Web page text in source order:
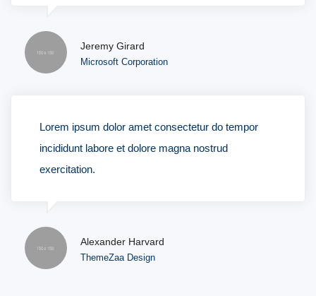
Jeremy Girard
Microsoft Corporation
Lorem ipsum dolor amet consectetur do tempor
incididunt labore et dolore magna nostrud
exercitation.
Alexander Harvard
ThemeZaa Design